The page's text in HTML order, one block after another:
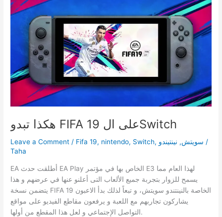
Super
Smash
Bros
Ultimate
هكذا تبدو FIFA 19 على الSwitch
Leave a Comment / Fifa 19, nintendo, Switch, سويتش, نينتيندو
/
Taha
EA أطلقت حدث EA Play الخاص بها في مؤتمر E3 لهذا العام مما
يسمح للزوار بتجربة جميع الألعاب التى أعلنو عنها في عرضهم و هذا
يتضمن نسخة FIFA 19 الخاصة بالنينتندو سويتش، و تبعاً لذلك بدأ الاعبون
يشاركون تجاربهم مع اللعبة و يرفعون مقاطع الفيديو على مواقع
التواصل الإجتماعي و لعل هذا المقطع من أولها.